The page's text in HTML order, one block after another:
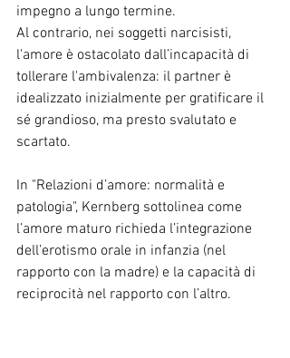
impegno a lungo termine.
Al contrario, nei soggetti narcisisti,
l'amore è ostacolato dall’incapacità di
tollerare l'ambivalenza: il partner è
idealizzato inizialmente per gratificare il
sé grandioso, ma presto svalutato e
scartato.
In "Relazioni d’amore: normalità e
patologia", Kernberg sottolinea come
l’amore maturo richieda l’integrazione
dell’erotismo orale in infanzia (nel
rapporto con la madre) e la capacità di
reciprocità nel rapporto con l’altro.